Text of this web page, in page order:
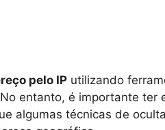
pelo IP utilizando
entanto, é importante ter
algumas técnicas de